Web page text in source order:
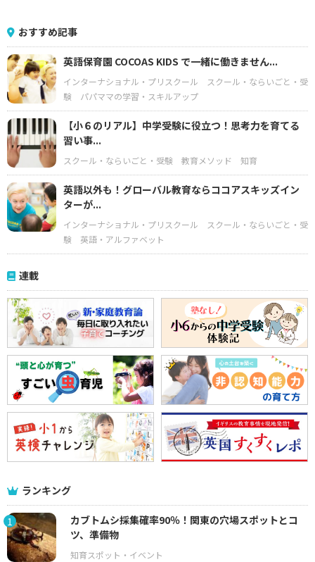
おすすめ記事
英語保育園 COCOAS KIDS で一緒に働きません...
インターナショナル・プリスクール
スクール・ならいごと・受
験
パパママの学習・スキルアップ
【小６のリアル】中学受験に役立つ！思考力を育てる
習い事...
スクール・ならいごと・受験 教育メソッド 知育
英語以外も！グローバル教育ならココアスキッズイン
ターが...
インターナショナル・プリスクール
スクール・ならいごと・受
験
英語・アルファベット
連載
ランキング
1
カブトムシ採集確率90％！関東の穴場スポットとコ
ツ、準備物